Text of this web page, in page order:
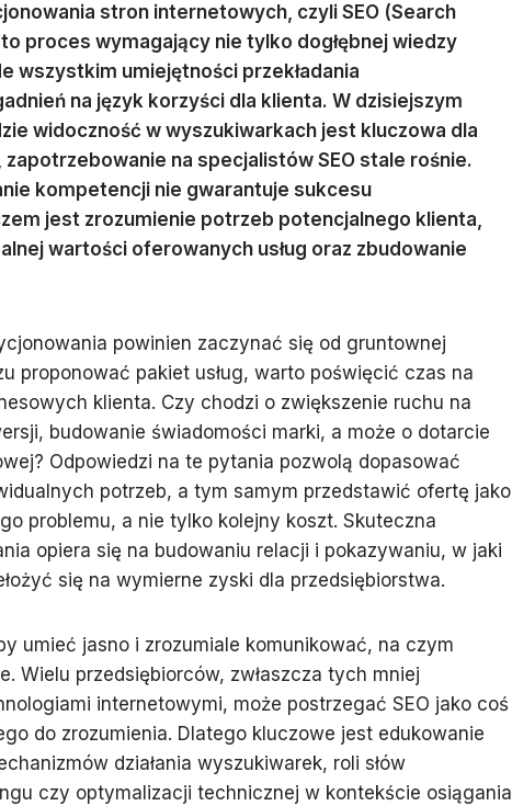
stron internetowych, czyli SEO (Search
proces wymagający nie tylko dogłębnej wiedzy
wszystkim umiejętności przekładania
na język korzyści dla klienta. W dzisiejszym
widoczność w wyszukiwarkach jest kluczowa dla
na specjalistów SEO stale rośnie.
kompetencji nie gwarantuje sukcesu
jest zrozumienie potrzeb potencjalnego klienta,
wartości oferowanych usług oraz zbudowanie
powinien zaczynać się od gruntownej
proponować pakiet usług, warto poświęcić czas na
klienta. Czy chodzi o zwiększenie ruchu na
budowanie świadomości marki, a może o dotarcie
Odpowiedzi na te pytania pozwolą dopasować
potrzeb, a tym samym przedstawić ofertę jako
problemu, a nie tylko kolejny koszt. Skuteczna
opiera się na budowaniu relacji i pokazywaniu, w jaki
się na wymierne zyski dla przedsiębiorstwa.
umieć jasno i zrozumiale komunikować, na czym
Wielu przedsiębiorców, zwłaszcza tych mniej
internetowymi, może postrzegać SEO jako coś
do zrozumienia. Dlatego kluczowe jest edukowanie
działania wyszukiwarek, roli słów
czy optymalizacji technicznej w kontekście osiągania